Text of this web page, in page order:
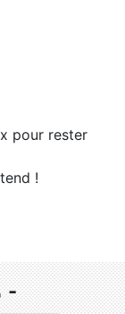
pour rester
!
-